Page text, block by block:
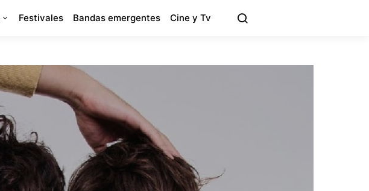
Festivales Bandas emergentes Cine y Tv